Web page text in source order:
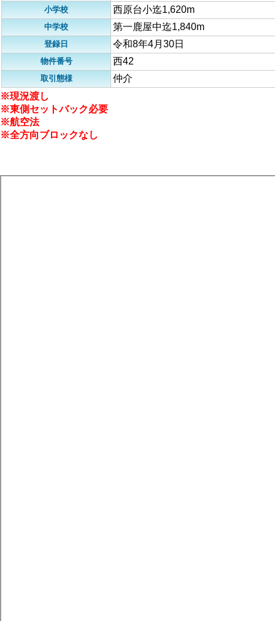
小学校 西原台小迄1,620m
中学校 第一鹿屋中迄1,840m
登録日 令和8年4月30日
物件番号 西42
取引態様
仲介
※現況渡し
※東側セットバック必要
※航空法
※全方向ブロックなし